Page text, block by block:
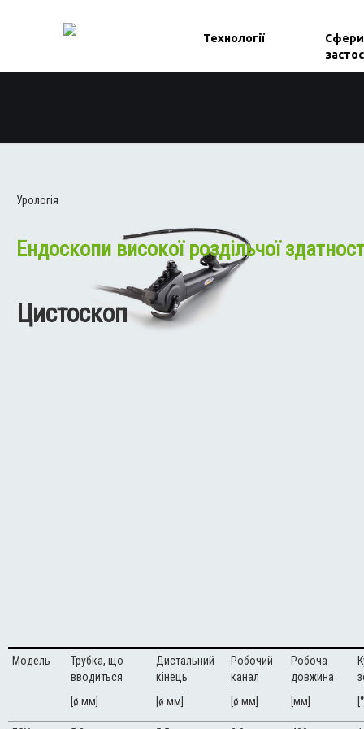
Технології
Сфери
Урологія
Ендоскопи високої роздільчої
Цистоскоп
Модель
Трубка, що
вводиться
[ø мм]
Дистальний
кінець
[ø мм]
Робочий
канал
[ø мм]
Робоча
довжина
[мм]
[°